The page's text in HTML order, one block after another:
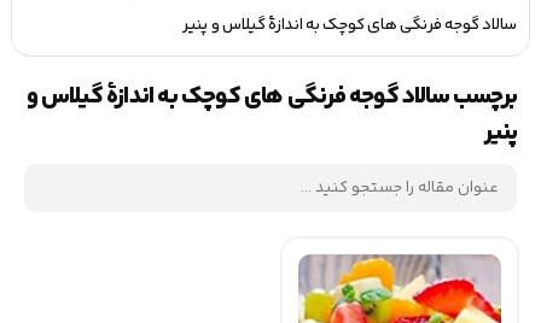
سالاد گوجه فرنگی های کوچک به اندازۀ گیلاس و پنیر
برچسب سالاد گوجه فرنگی های کوچک به اندازۀ گیلاس و
پنیر